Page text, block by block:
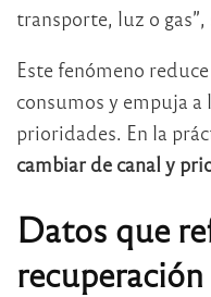
transporte, luz o
Este fenómeno
consumos y empuja a
prioridades. En la
cambiar de canal y
Datos que